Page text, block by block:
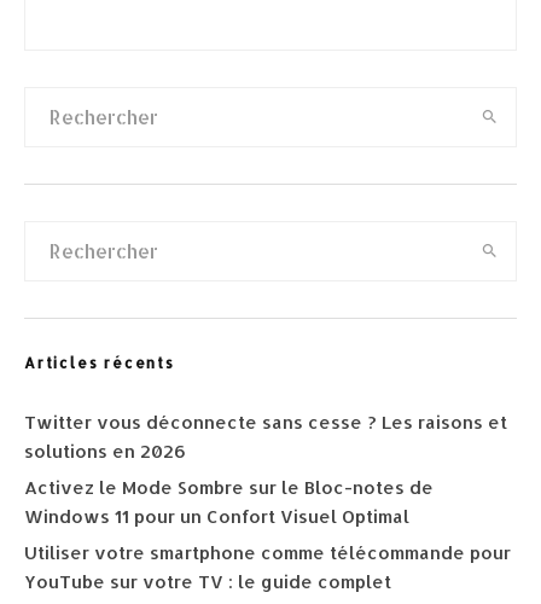
Articles récents
Twitter vous déconnecte sans cesse ? Les raisons et
solutions en 2026
Activez le Mode Sombre sur le Bloc-notes de
Windows 11 pour un Confort Visuel Optimal
Utiliser votre smartphone comme télécommande pour
YouTube sur votre TV : le guide complet